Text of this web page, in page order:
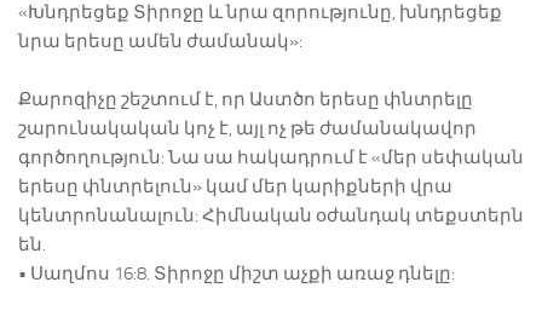
«Խնդրեցեք Տիրոջը և նրա զորությունը, խնդրեցեք
նրա երեսը ամեն ժամանակ»:
Քարոզիչը շեշտում է, որ Աստծո երեսը փնտրելը
շարունակական կոչ է, այլ ոչ թե ժամանակավոր
գործողություն: Նա սա հակադրում է «մեր սեփական
երեսը փնտրելուն» կամ մեր կարիքների վրա
կենտրոնանալուն: Հիմնական օժանդակ տեքստերն
են.
• Սաղմոս 16:8. Տիրոջը միշտ աչքի առաջ դնելը: